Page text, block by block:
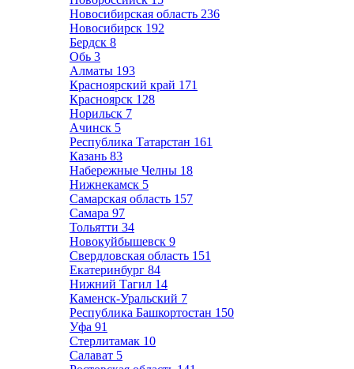
Новосибирская область 236
Новосибирск 192
Бердск 8
Обь 3
Алматы 193
Красноярский край 171
Красноярск 128
Норильск 7
Ачинск 5
Республика Татарстан 161
Казань 83
Набережные Челны 18
Нижнекамск 5
Самарская область 157
Самара 97
Тольятти 34
Новокуйбышевск 9
Свердловская область 151
Екатеринбург 84
Нижний Тагил 14
Каменск-Уральский 7
Республика Башкортостан 150
Уфа 91
Стерлитамак 10
Салават 5